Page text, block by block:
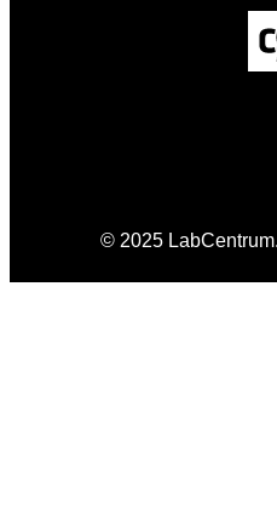
© 2025